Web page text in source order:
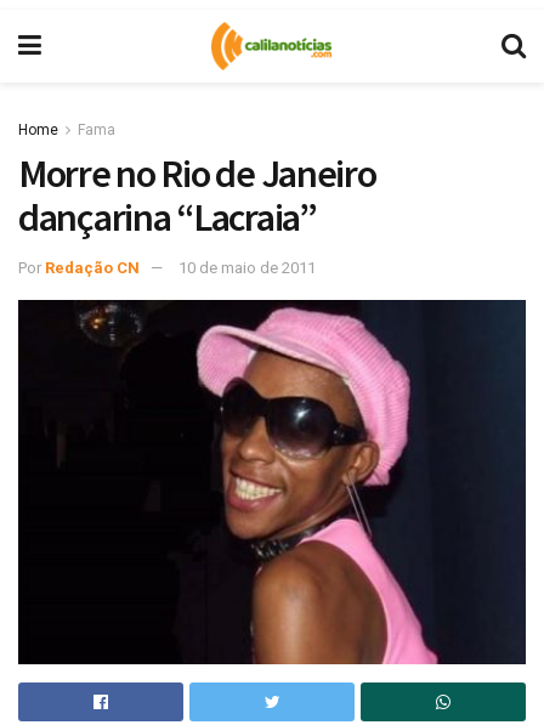
Home Fama
Morre no Rio de Janeiro
dançarina “Lacraia”
Por Redação CN 10 de maio de 2011